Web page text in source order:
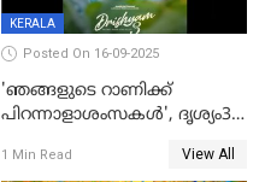
KERALA
Posted On 16-09-2025
'ഞങ്ങളുടെ റാണിക്ക്
പിറന്നാളാശംസകൾ', ദൃശ്യം3-
പോസ്റ്റർ പുറത്തുവിട്ടു
1 Min Read View All